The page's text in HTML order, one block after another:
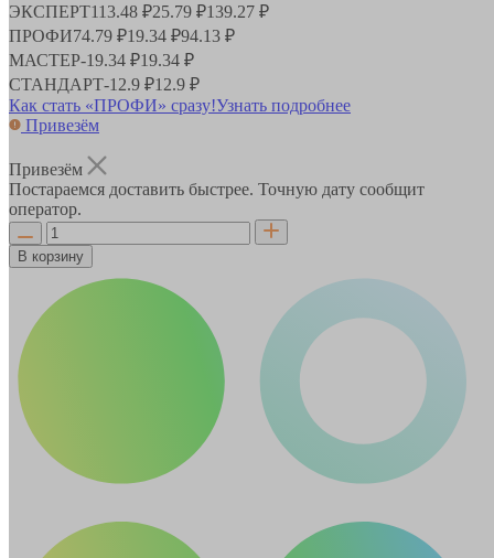
ЭКСПЕРТ113.48 ₽25.79 ₽139.27 ₽
ПРОФИ74.79 ₽19.34 ₽94.13 ₽
МАСТЕР-19.34 ₽19.34 ₽
СТАНДАРТ-12.9 ₽12.9 ₽
Как стать «ПРОФИ» сразу!Узнать подробнее
Привезём
Привезём
Постараемся доставить быстрее. Точную дату сообщит
оператор.
В корзину